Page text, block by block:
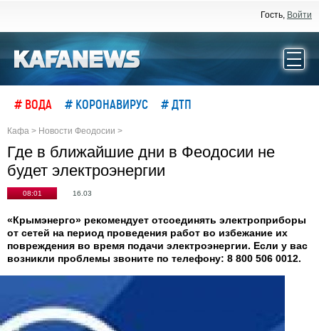
Гость, Войти
# ВОДА # КОРОНАВИРУС # ДТП
Кафа > Новости Феодосии >
Где в ближайшие дни в Феодосии не
будет электроэнергии
08:01 16.03
«Крымэнерго» рекомендует отсоединять электроприборы
от сетей на период проведения работ во избежание их
повреждения во время подачи электроэнергии. Если у вас
возникли проблемы звоните по телефону: 8 800 506 0012.